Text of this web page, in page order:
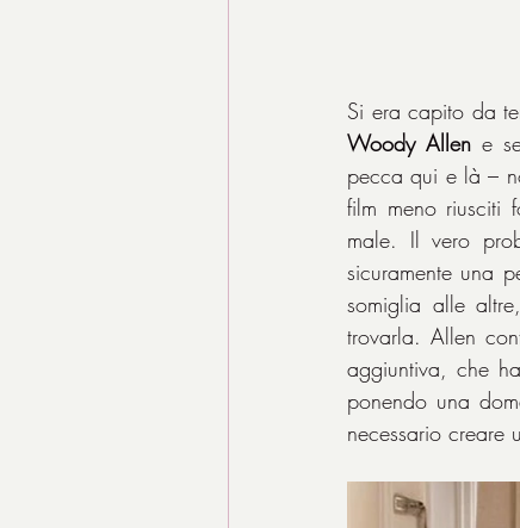
Woody Allen e
pecca qui e là –
film meno riusciti
male. Il vero
sicuramente una
somiglia alle
trovarla. Allen
aggiuntiva, che
ponendo una
necessario creare